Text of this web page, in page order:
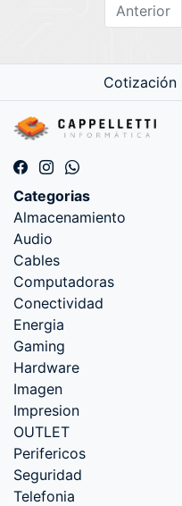
Anterior
Cotización
Categorias
Almacenamiento
Audio
Cables
Computadoras
Conectividad
Energia
Gaming
Hardware
Imagen
Impresion
OUTLET
Perifericos
Seguridad
Telefonia